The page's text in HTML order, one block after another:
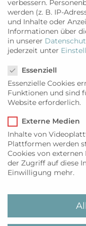
LIFESTYLE,MODE
Lust
WEITERLESEN
verbessern.
werden (z. B. IP-
und Inhalte oder
Informationen über
in unserer
jederzeit unter
Essenziell
Essenzielle Cookies
Funktionen und sind
Website erforderlich.
Externe Medien
Inhalte von
Plattformen werden
Cookies von
der Zugriff auf diese
Einwilligung mehr.